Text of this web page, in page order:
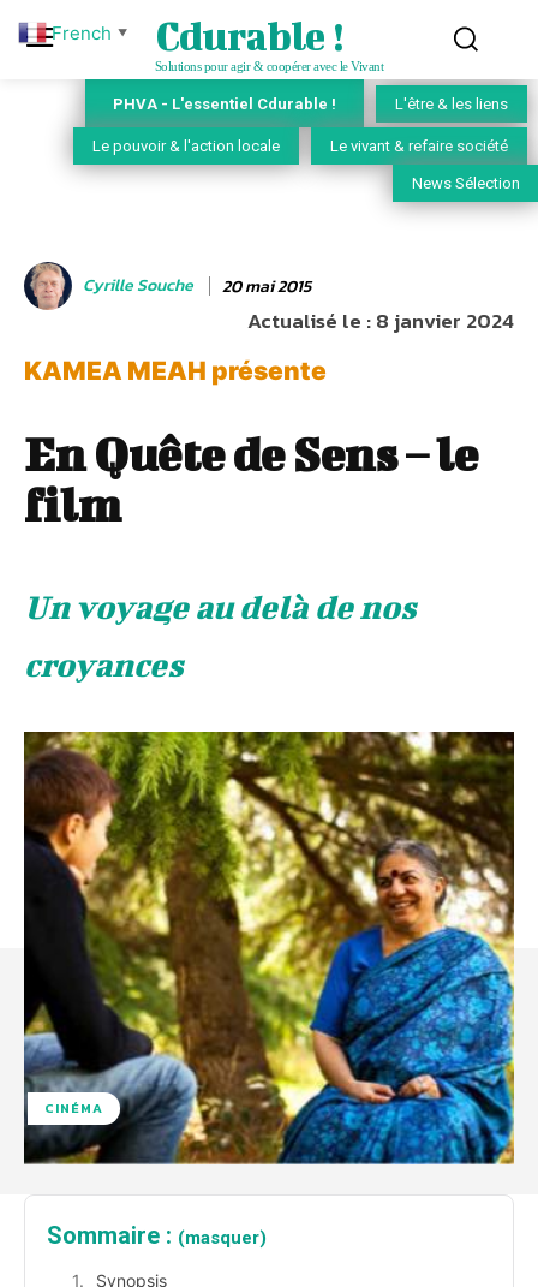
Cdurable !
Solutions pour agir & coopérer avec le Vivant
PHVA - L'essentiel Cdurable ! L'être & les liens
Le pouvoir & l'action locale Le vivant & refaire société
News Sélection
Cyrille Souche 20 mai 2015
Actualisé le :8 janvier 2024
KAMEA MEAH présente
En Quête de Sens – le
film
Un voyage au delà de nos
croyances
CINÉMA
Sommaire : (masquer)
Synopsis
French ▼